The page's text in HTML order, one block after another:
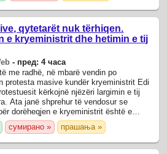
qytetarët nuk tërhiqen.
e kryeministrit dhe hetimin e tij
- пред: 4 часа
me radhë, në mbarë vendin po
protesta masive kundër kryeministrit Edi
kërkojnë njëzëri largimin e tij
Ata janë shprehur të vendosur se
dorëheqjen e kryeministrit është e
duke paralajmëruar se ...
сумирано » прашања »